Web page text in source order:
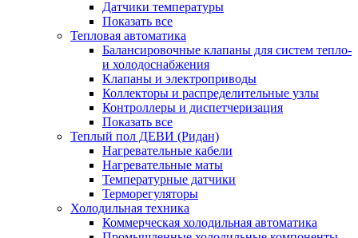
Датчики температуры
Показать все
Тепловая автоматика
Балансировочные клапаны для систем тепло-
и холодоснабжения
Клапаны и электроприводы
Коллекторы и распределительные узлы
Контроллеры и диспетчеризация
Показать все
Теплый пол ДЕВИ (Ридан)
Нагревательные кабели
Нагревательные маты
Температурные датчики
Терморегуляторы
Холодильная техника
Коммерческая холодильная автоматика